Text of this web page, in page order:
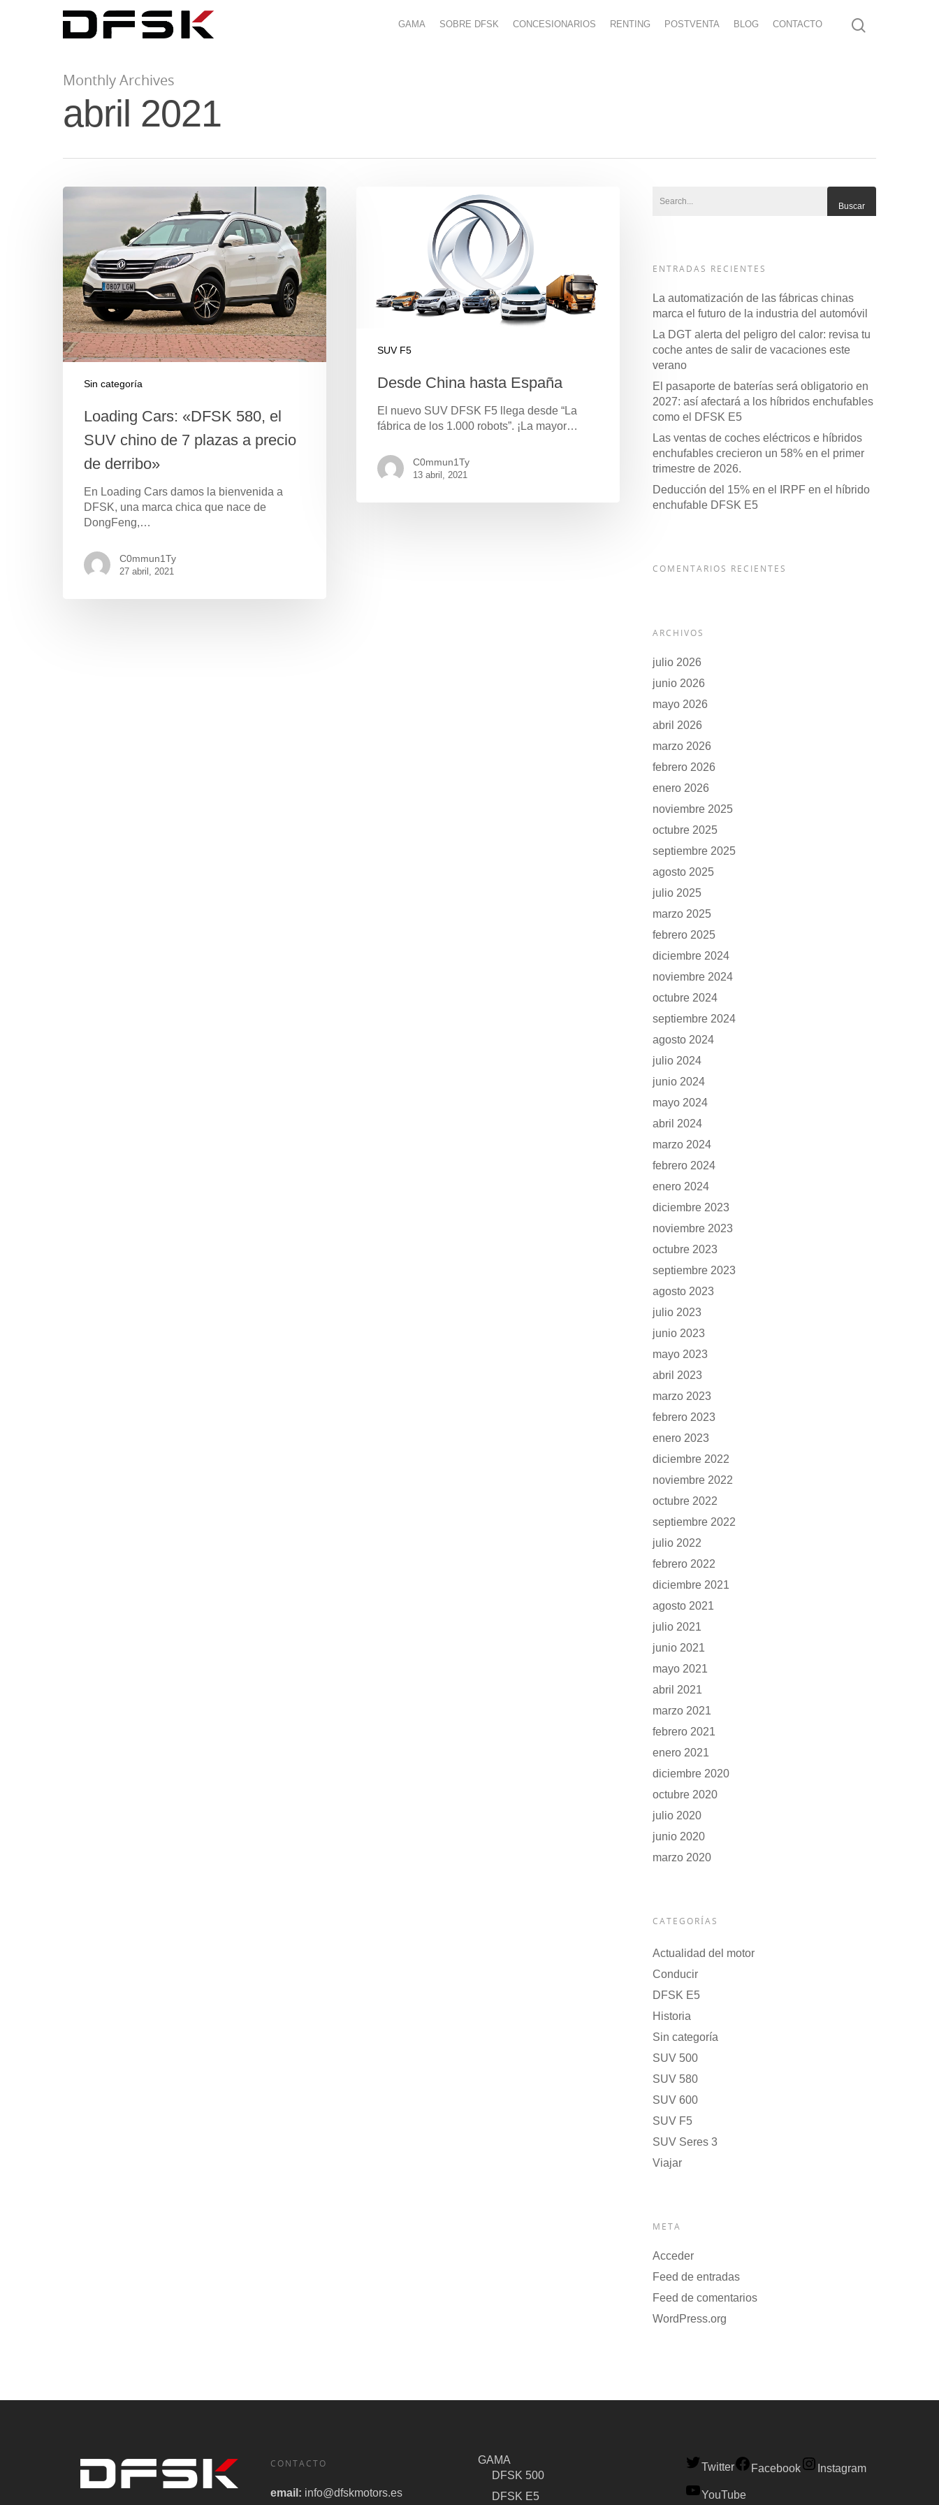
Pulse Enter para buscar o ESC para cerrar
GAMA SOBRE DFSK CONCESIONARIOS RENTING POSTVENTA BLOG CONTACTO
Monthly Archives
abril 2021
Sin categoría
Loading Cars: «DFSK 580, el
SUV chino de 7 plazas a precio
de derribo»
En Loading Cars damos la bienvenida a
DFSK, una marca chica que nace de
DongFeng,…
C0mmun1Ty
27 abril, 2021
SUV F5
Desde China hasta España
El nuevo SUV DFSK F5 llega desde “La
fábrica de los 1.000 robots”. ¡La mayor…
C0mmun1Ty
13 abril, 2021
ENTRADAS RECIENTES
La automatización de las fábricas chinas
marca el futuro de la industria del automóvil
La DGT alerta del peligro del calor: revisa tu
coche antes de salir de vacaciones este
verano
El pasaporte de baterías será obligatorio en
2027: así afectará a los híbridos enchufables
como el DFSK E5
Las ventas de coches eléctricos e híbridos
enchufables crecieron un 58% en el primer
trimestre de 2026.
Deducción del 15% en el IRPF en el híbrido
enchufable DFSK E5
COMENTARIOS RECIENTES
ARCHIVOS
julio 2026
junio 2026
mayo 2026
abril 2026
marzo 2026
febrero 2026
enero 2026
noviembre 2025
octubre 2025
septiembre 2025
agosto 2025
julio 2025
marzo 2025
febrero 2025
diciembre 2024
noviembre 2024
octubre 2024
septiembre 2024
agosto 2024
julio 2024
junio 2024
mayo 2024
abril 2024
marzo 2024
febrero 2024
enero 2024
diciembre 2023
noviembre 2023
octubre 2023
septiembre 2023
agosto 2023
julio 2023
junio 2023
mayo 2023
abril 2023
marzo 2023
febrero 2023
enero 2023
diciembre 2022
noviembre 2022
octubre 2022
septiembre 2022
julio 2022
febrero 2022
diciembre 2021
agosto 2021
julio 2021
junio 2021
mayo 2021
abril 2021
marzo 2021
febrero 2021
enero 2021
diciembre 2020
octubre 2020
julio 2020
junio 2020
marzo 2020
CATEGORÍAS
Actualidad del motor
Conducir
DFSK E5
Historia
Sin categoría
SUV 500
SUV 580
SUV 600
SUV F5
SUV Seres 3
Viajar
META
Acceder
Feed de entradas
Feed de comentarios
WordPress.org
CONTACTO
email: info@dfskmotors.es
GAMA
DFSK 500
DFSK E5
Twitter Facebook Instagram
YouTube